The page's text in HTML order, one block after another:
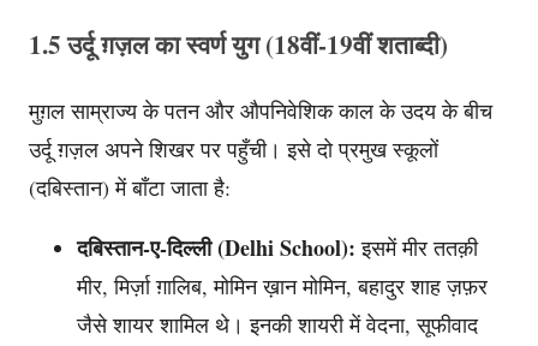
1.5 उर्दू ग़ज़ल का स्वर्ण युग (18वीं-19वीं शताब्दी)
मुग़ल साम्राज्य के पतन और औपनिवेशिक काल के उदय के बीच
उर्दू ग़ज़ल अपने शिखर पर पहुँची। इसे दो प्रमुख स्कूलों
(दबिस्तान) में बाँटा जाता है:
दबिस्तान-ए-दिल्ली (Delhi School): इसमें मीर ततक़ी
मीर, मिर्ज़ा ग़ालिब, मोमिन ख़ान मोमिन, बहादुर शाह ज़फ़र
जैसे शायर शामिल थे। इनकी शायरी में वेदना, सूफीवाद